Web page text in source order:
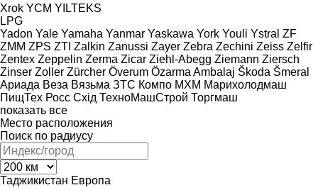
Xrok YCM YILTEKS
LPG
Yadon Yale Yamaha Yanmar Yaskawa York Youli Ystral ZF
ZMM ZPS ZTI Zalkin Zanussi Zayer Zebra Zechini Zeiss Zelfir
Zentex Zeppelin Zerma Zicar Ziehl-Abegg Ziemann Ziersch
Zinser Zoller Zürcher Överum Özarma Ambalaj Škoda Šmeral
Ариада Веза Вязьма ЗТС Компо МХМ Марихолодмаш
ПищТех Росс Схід ТехноМашСтрой Торгмаш
показать все
Место расположения
Поиск по радиусу
Таджикистан Европа